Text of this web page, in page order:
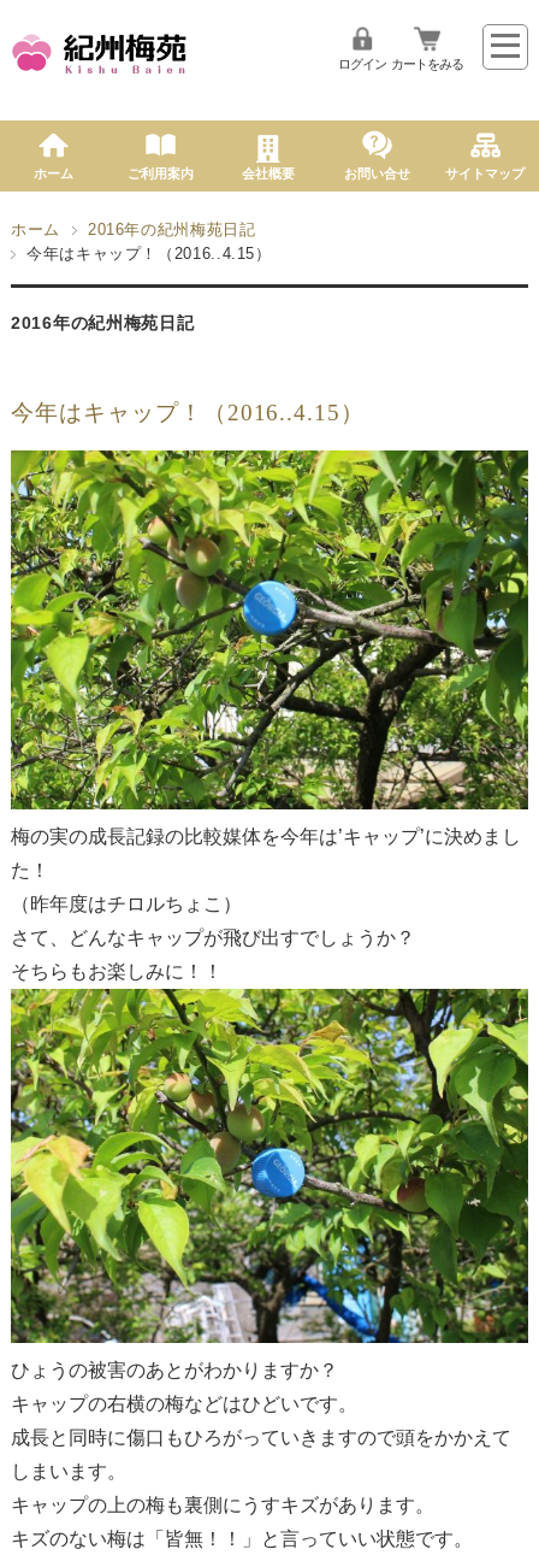
ログイン カートをみる
ホーム ご利用案内 会社概要 お問い合せ サイトマップ
ホーム
2016年の紀州梅苑日記
今年はキャップ！（2016..4.15）
2016年の紀州梅苑日記
今年はキャップ！（2016..4.15）
梅の実の成長記録の比較媒体を今年は’キャップ’に決めまし
た！
（昨年度はチロルちょこ）
さて、どんなキャップが飛び出すでしょうか？
そちらもお楽しみに！！
ひょうの被害のあとがわかりますか？
キャップの右横の梅などはひどいです。
成長と同時に傷口もひろがっていきますので頭をかかえて
しまいます。
キャップの上の梅も裏側にうすキズがあります。
キズのない梅は「皆無！！」と言っていい状態です。